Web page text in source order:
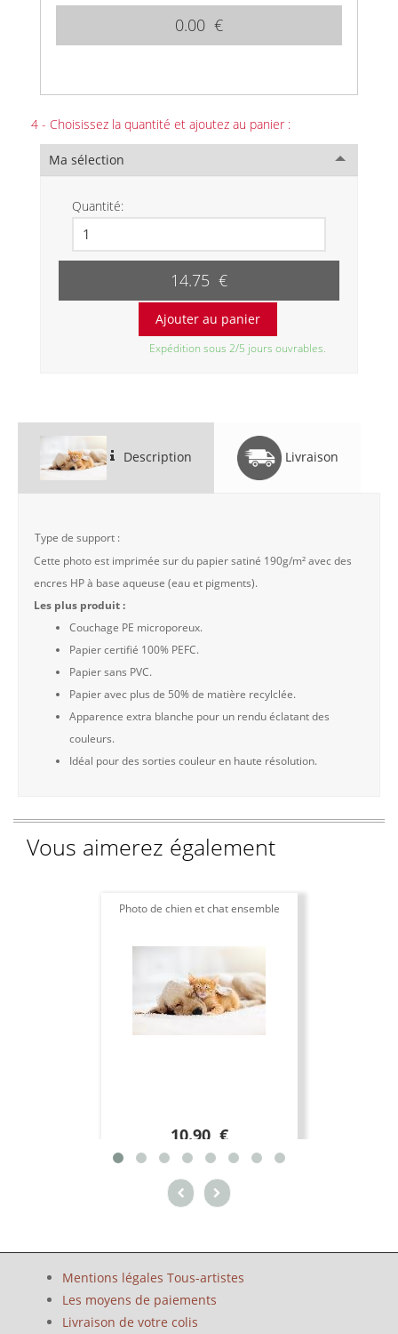
0.00 €
4 - Choisissez la quantité et ajoutez au panier :
Ma sélection
Quantité:
14.75 €
Expédition sous 2/5 jours ouvrables.
Description Livraison
Type de support :
Cette photo est imprimée sur du papier satiné 190g/m² avec des
encres HP à base aqueuse (eau et pigments).
Les plus produit :
Couchage PE microporeux.
Papier certifié 100% PEFC.
Papier sans PVC.
Papier avec plus de 50% de matière recylclée.
Apparence extra blanche pour un rendu éclatant des
couleurs.
Idéal pour des sorties couleur en haute résolution.
Vous aimerez également
Photo de chien et chat ensemble
10.90 €
Mentions légales Tous-artistes
Les moyens de paiements
Livraison de votre colis